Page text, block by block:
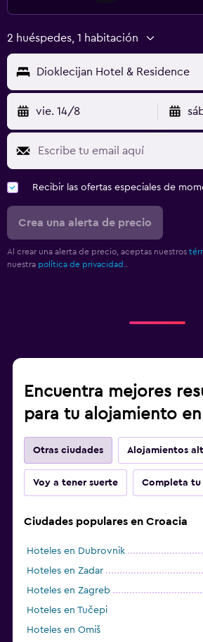
Cuna/cama nido disponibles
2 huéspedes, 1 habitación
Dioklecijan Hotel & Residence
vie. 14/8
Recibir las ofertas especiales de
Crea una alerta de precio
Al crear una alerta de precio, aceptas nuestros
nuestra política de privacidad.
Encuentra mejores
para tu alojamiento
Otras ciudades Alojamientos
Voy a tener suerte Completa tu
Ciudades populares en Croacia
Hoteles en Dubrovnik
Hoteles en Zadar
Hoteles en Zagreb
Hoteles en Tučepi
Hoteles en Omiš